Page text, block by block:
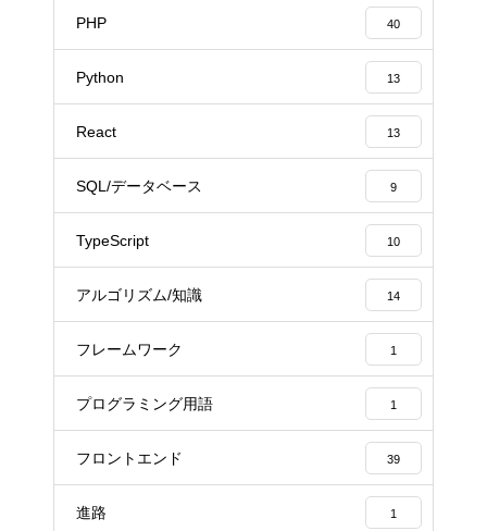
PHP 40
Python 13
React 13
SQL/データベース 9
TypeScript 10
アルゴリズム/知識 14
フレームワーク 1
プログラミング用語 1
フロントエンド 39
進路 1